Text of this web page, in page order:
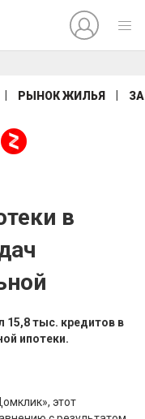
РЫНОК ЖИЛЬЯ
в
15,8 тыс. кредитов в
ипотеки.
этот